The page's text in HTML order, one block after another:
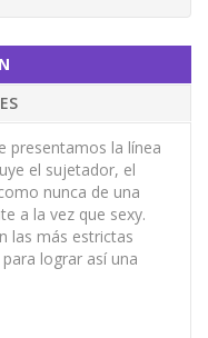
presentamos la línea
el sujetador, el
nunca de una
a la vez que sexy.
las más estrictas
lograr así una